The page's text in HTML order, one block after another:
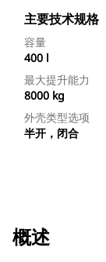
主要技术规格
容量
400 l
最大提升能力
8000 kg
外壳类型选项
半开，闭合
概述